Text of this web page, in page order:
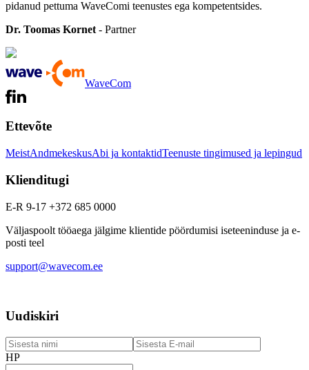
pidanud pettuma WaveComi teenustes ega kompetentsides.
Dr. Toomas Kornet - Partner
WaveCom
Ettevõte
MeistAndmekeskusAbi ja kontaktidTeenuste tingimused ja lepingud
Klienditugi
E-R 9-17 +372 685 0000
Väljaspoolt tööaega jälgime klientide pöördumisi iseteeninduse ja e-
posti teel
support@wavecom.ee
Uudiskiri
HP